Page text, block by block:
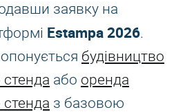
заявку на
Estampa 2026.
будівництво
або оренда
з базовою